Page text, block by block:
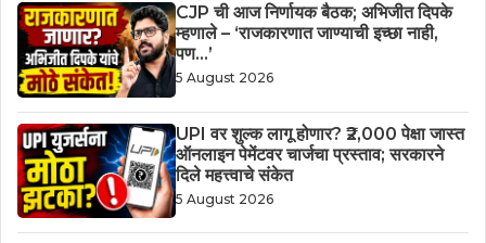
CJP ची आज निर्णायक बैठक; अभिजीत दिपके
म्हणाले – ‘राजकारणात जाण्याची इच्छा नाही,
पण…’
5 August 2026
UPI वर शुल्क लागू होणार? ₹2,000 पेक्षा जास्त
ऑनलाइन पेमेंटवर चार्जचा प्रस्ताव; सरकारने
दिले महत्त्वाचे संकेत
5 August 2026